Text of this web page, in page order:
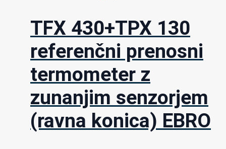
TFX 430+TPX 130
referenčni prenosni
termometer z
zunanjim senzorjem
(ravna konica) EBRO